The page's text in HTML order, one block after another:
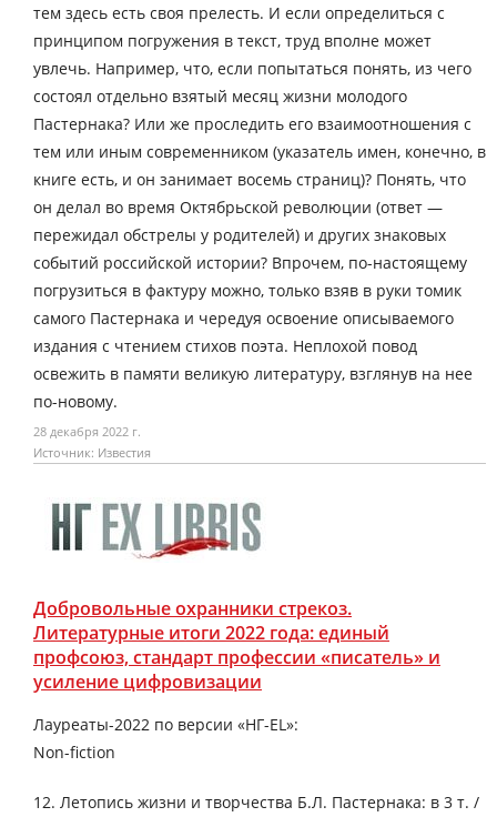
тем здесь есть своя прелесть. И если определиться с
принципом погружения в текст, труд вполне может
увлечь. Например, что, если попытаться понять, из чего
состоял отдельно взятый месяц жизни молодого
Пастернака? Или же проследить его взаимоотношения с
тем или иным современником (указатель имен, конечно, в
книге есть, и он занимает восемь страниц)? Понять, что
он делал во время Октябрьской революции (ответ —
пережидал обстрелы у родителей) и других знаковых
событий российской истории? Впрочем, по-настоящему
погрузиться в фактуру можно, только взяв в руки томик
самого Пастернака и чередуя освоение описываемого
издания с чтением стихов поэта. Неплохой повод
освежить в памяти великую литературу, взглянув на нее
по-новому.
28 декабря 2022 г.
Источник: Известия
Добровольные охранники стрекоз.
Литературные итоги 2022 года: единый
профсоюз, стандарт профессии «писатель» и
усиление цифровизации
Лауреаты-2022 по версии «НГ-EL»:
Non-fiction
12. Летопись жизни и творчества Б.Л. Пастернака: в 3 т. /